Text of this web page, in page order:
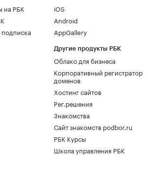
на РБК
iOS
Android
AppGallery
Другие продукты РБК
Облако для бизнеса
Корпоративный регистратор
доменов
Хостинг сайтов
Рег.решения
Знакомства
Сайт знакомств podbor.ru
РБК Курсы
Школа управления РБК